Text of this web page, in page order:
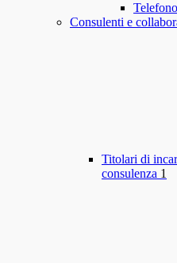
Consulenti e
Titolari di
consulenza 1